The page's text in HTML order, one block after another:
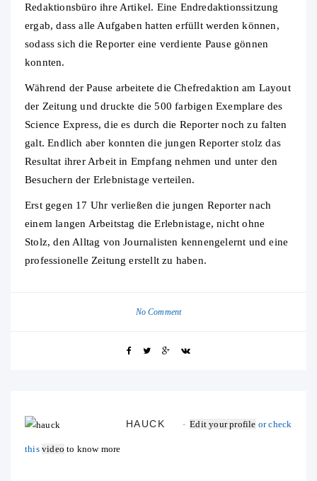
Redaktionsbüro ihre Artikel. Eine Endredaktionssitzung
ergab, dass alle Aufgaben hatten erfüllt werden können,
sodass sich die Reporter eine verdiente Pause gönnen
konnten.
Während der Pause arbeitete die Chefredaktion am Layout
der Zeitung und druckte die 500 farbigen Exemplare des
Science Express, die es durch die Reporter noch zu falten
galt. Endlich aber konnten die jungen Reporter stolz das
Resultat ihrer Arbeit in Empfang nehmen und unter den
Besuchern der Erlebnistage verteilen.
Erst gegen 17 Uhr verließen die jungen Reporter nach
einem langen Arbeitstag die Erlebnistage, nicht ohne
Stolz, den Alltag von Journalisten kennengelernt und eine
professionelle Zeitung erstellt zu haben.
No Comment
HAUCK Edit your profile or check
this video to know more